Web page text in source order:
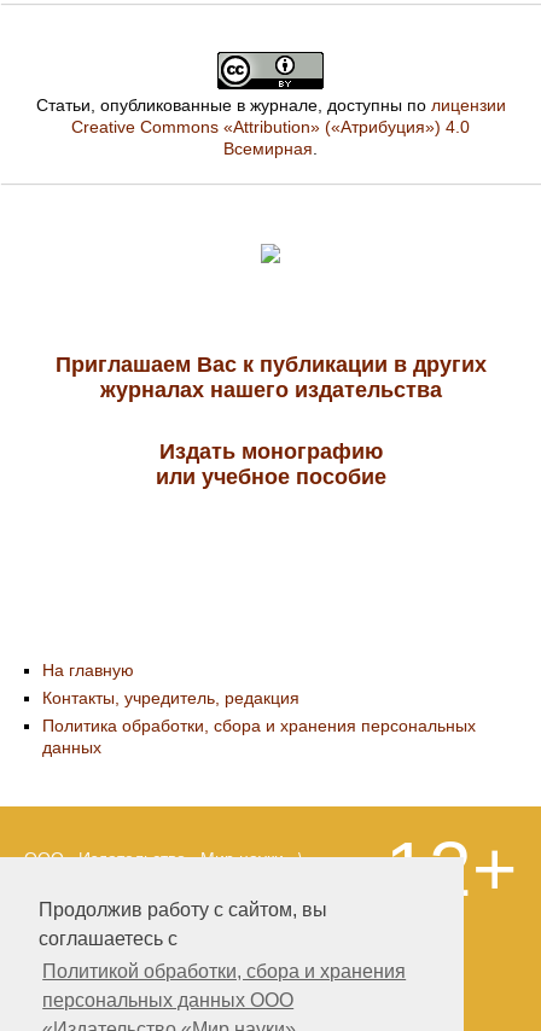
Продолжив работу с сайтом, вы
соглашаетесь с
Политикой обработки, сбора и хранения
персональных данных ООО
Статьи, опубликованные в журнале, доступны по лицензии
Creative Commons «Attribution» («Атрибуция») 4.0
Всемирная
Приглашаем Вас к публикации в других
журналах нашего издательства
Издать монографию
или учебное пособие
На главную
Контакты, учредитель, редакция
Политика обработки, сбора и хранения персональных
данных
ООО «Издательство «Мир науки» \
LLC Материалы, размещенные на сайте,
охраняются Законом о защите авторских
прав. Публикация любых материалов
этого сайта запрещена без
предварительного согласования с
издательством. Авторские права на
12+